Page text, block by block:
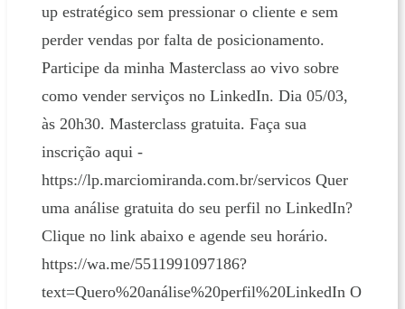
up estratégico sem pressionar o cliente e sem
perder vendas por falta de posicionamento.
Participe da minha Masterclass ao vivo sobre
como vender serviços no LinkedIn. Dia 05/03,
às 20h30. Masterclass gratuita. Faça sua
inscrição aqui -
https://lp.marciomiranda.com.br/servicos Quer
uma análise gratuita do seu perfil no LinkedIn?
Clique no link abaixo e agende seu horário.
https://wa.me/5511991097186?
text=Quero%20análise%20perfil%20LinkedIn O